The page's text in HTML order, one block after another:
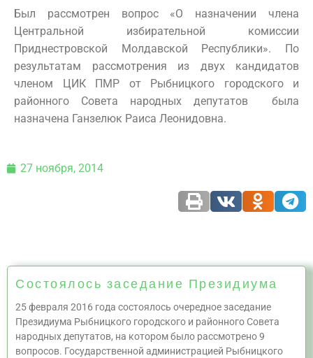
Был рассмотрен вопрос «О назначении члена
Центральной избирательной комиссии
Приднестровской Молдавской Республики». По
результатам рассмотрения из двух кандидатов
членом ЦИК ПМР от Рыбницкого городского и
районного Совета народных депутатов была
назначена Ганзелюк Раиса Леонидовна.
27 ноября, 2014
Состоялось заседание Президиума
25 февраля 2016 года состоялось очередное заседание
Президиума Рыбницкого городского и районного Совета
народных депутатов, на котором было рассмотрено 9
вопросов. Государственной администрацией Рыбницкого